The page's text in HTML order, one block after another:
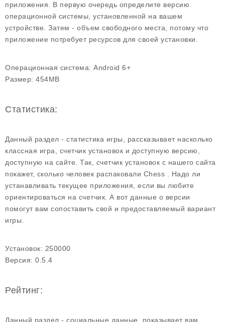
приложения. В первую очередь определите версию
операционной системы, установленной на вашем
устройстве. Затем - объем свободного места, потому что
приложение потребует ресурсов для своей установки.
Операционная система: Android 6+
Размер: 454MB
Статистика:
Данный раздел - статистика игры, рассказывает насколько
классная игра, счетчик установок и доступную версию,
доступную на сайте. Так, счетчик установок с нашего сайта
покажет, сколько человек распаковали Chess . Надо ли
устанавливать текущее приложения, если вы любите
ориентироваться на счетчик. А вот данные о версии
помогут вам сопоставить свой и предоставляемый вариант
игры.
Установок: 250000
Версия: 0.5.4
Рейтинг:
Данный раздел - социальные данные, показывает вам